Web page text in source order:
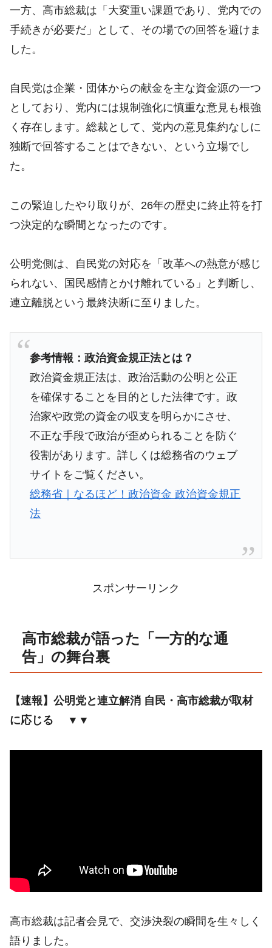
一方、高市総裁は「大変重い課題であり、党内での
手続きが必要だ」として、その場での回答を避けま
した。
自民党は企業・団体からの献金を主な資金源の一つ
としており、党内には規制強化に慎重な意見も根強
く存在します。総裁として、党内の意見集約なしに
独断で回答することはできない、という立場でし
た。
この緊迫したやり取りが、26年の歴史に終止符を打
つ決定的な瞬間となったのです。
公明党側は、自民党の対応を「改革への熱意が感じ
られない、国民感情とかけ離れている」と判断し、
連立離脱という最終決断に至りました。
参考情報：政治資金規正法とは？
政治資金規正法は、政治活動の公明と公正
を確保することを目的とした法律です。政
治家や政党の資金の収支を明らかにさせ、
不正な手段で政治が歪められることを防ぐ
役割があります。詳しくは総務省のウェブ
サイトをご覧ください。
総務省｜なるほど！政治資金 政治資金規正
法
スポンサーリンク
高市総裁が語った「一方的な通
告」の舞台裏
【速報】公明党と連立解消 自民・高市総裁が取材
に応じる ▼▼
高市総裁は記者会見で、交渉決裂の瞬間を生々しく
語りました。